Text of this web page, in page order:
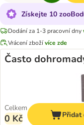
Získejte 10
Dodání za 1-3 pracovní dny
Vrácení zbožívíce zde
Často
Celkem
0 Kč Přidat